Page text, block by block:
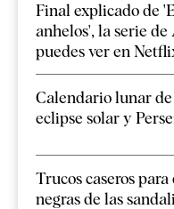
Final explicado de
anhelos', la serie
puedes ver en
Calendario lunar de
eclipse solar y
Trucos caseros
negras de las